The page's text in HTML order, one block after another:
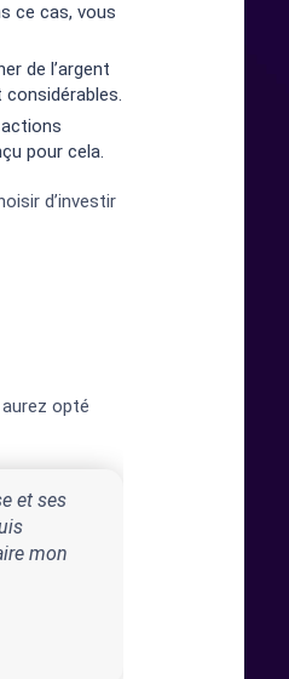
ce cas, vous
de l’argent
pour cela.
d’investir
opté
et ses
mon